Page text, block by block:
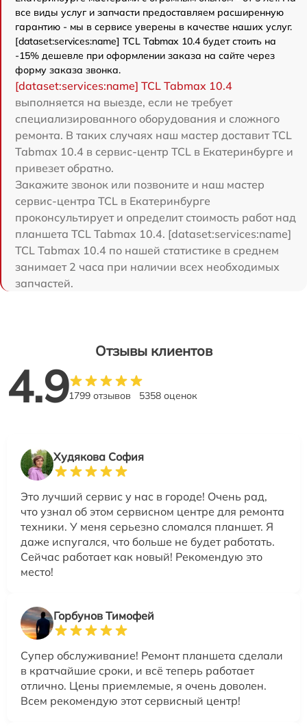
все виды услуг и запчасти предоставляем расширенную
гарантию - мы в сервисе уверены в качестве наших услуг.
[dataset:services:name] TCL Tabmax 10.4 будет стоить на
-15% дешевле при оформлении заказа на сайте через
форму заказа звонка.
[dataset:services:name] TCL Tabmax 10.4
выполняется на выезде, если не требует
специализированного оборудования и сложного
ремонта. В таких случаях наш мастер доставит TCL
Tabmax 10.4 в сервис-центр TCL в Екатеринбурге и
привезет обратно.
Закажите звонок или позвоните и наш мастер
сервис-центра TCL в Екатеринбурге
проконсультирует и определит стоимость работ над
планшета TCL Tabmax 10.4. [dataset:services:name]
TCL Tabmax 10.4 по нашей статистике в среднем
занимает 2 часа при наличии всех необходимых
запчастей.
Отзывы клиентов
4.91799 отзывов 5358 оценок
Худякова София
Это лучший сервис у нас в городе! Очень рад,
что узнал об этом сервисном центре для ремонта
техники. У меня серьезно сломался планшет. Я
даже испугался, что больше не будет работать.
Сейчас работает как новый! Рекомендую это
место!
Горбунов Тимофей
Супер обслуживание! Ремонт планшета сделали
в кратчайшие сроки, и всё теперь работает
отлично. Цены приемлемые, я очень доволен.
Всем рекомендую этот сервисный центр!